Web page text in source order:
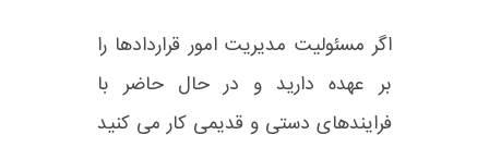
اگر مسئولیت مدیریت امور قراردادها را
بر عهده دارید و در حال حاضر با
فرایندهای دستی و قدیمی کار می کنید